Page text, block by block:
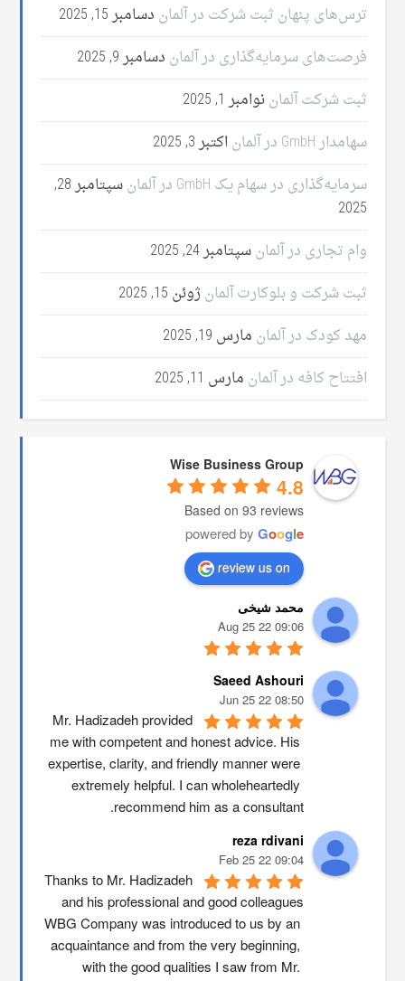
ترس‌های پنهان ثبت شرکت در آلمان دسامبر 15, 2025
فرصت‌های سرمایه‌گذاری در آلمان دسامبر 9, 2025
ثبت شرکت آلماننوامبر 1, 2025
سهامدار GmbH در آلمان
اکتبر 3, 2025
سرمایه‌گذاری در سهام یک GmbH در آلمان
سپتامبر 28,
2025
وام تجاری در آلمانسپتامبر 24, 2025
ثبت شرکت و بلوکارت آلمان ژوئن 15, 2025
مهد کودک در آلمان مارس 19, 2025
افتتاح کافه در آلمان مارس 11, 2025
Wise Business Group
4.8
Based on 93 reviews
powered by Google
review us on
محمد شیخی
09:06 22 Aug 25
Saeed Ashouri
08:50 22 Jun 25
Mr. Hadizadeh provided
me with competent and honest advice. His
expertise, clarity, and friendly manner were
extremely helpful. I can wholeheartedly
recommend him as a consultant.
reza rdivani
09:04 22 Feb 25
Thanks to Mr. Hadizadeh
and his professional and good colleagues
WBG Company was introduced to us by an
acquaintance and from the very beginning,
with the good qualities I saw from Mr.